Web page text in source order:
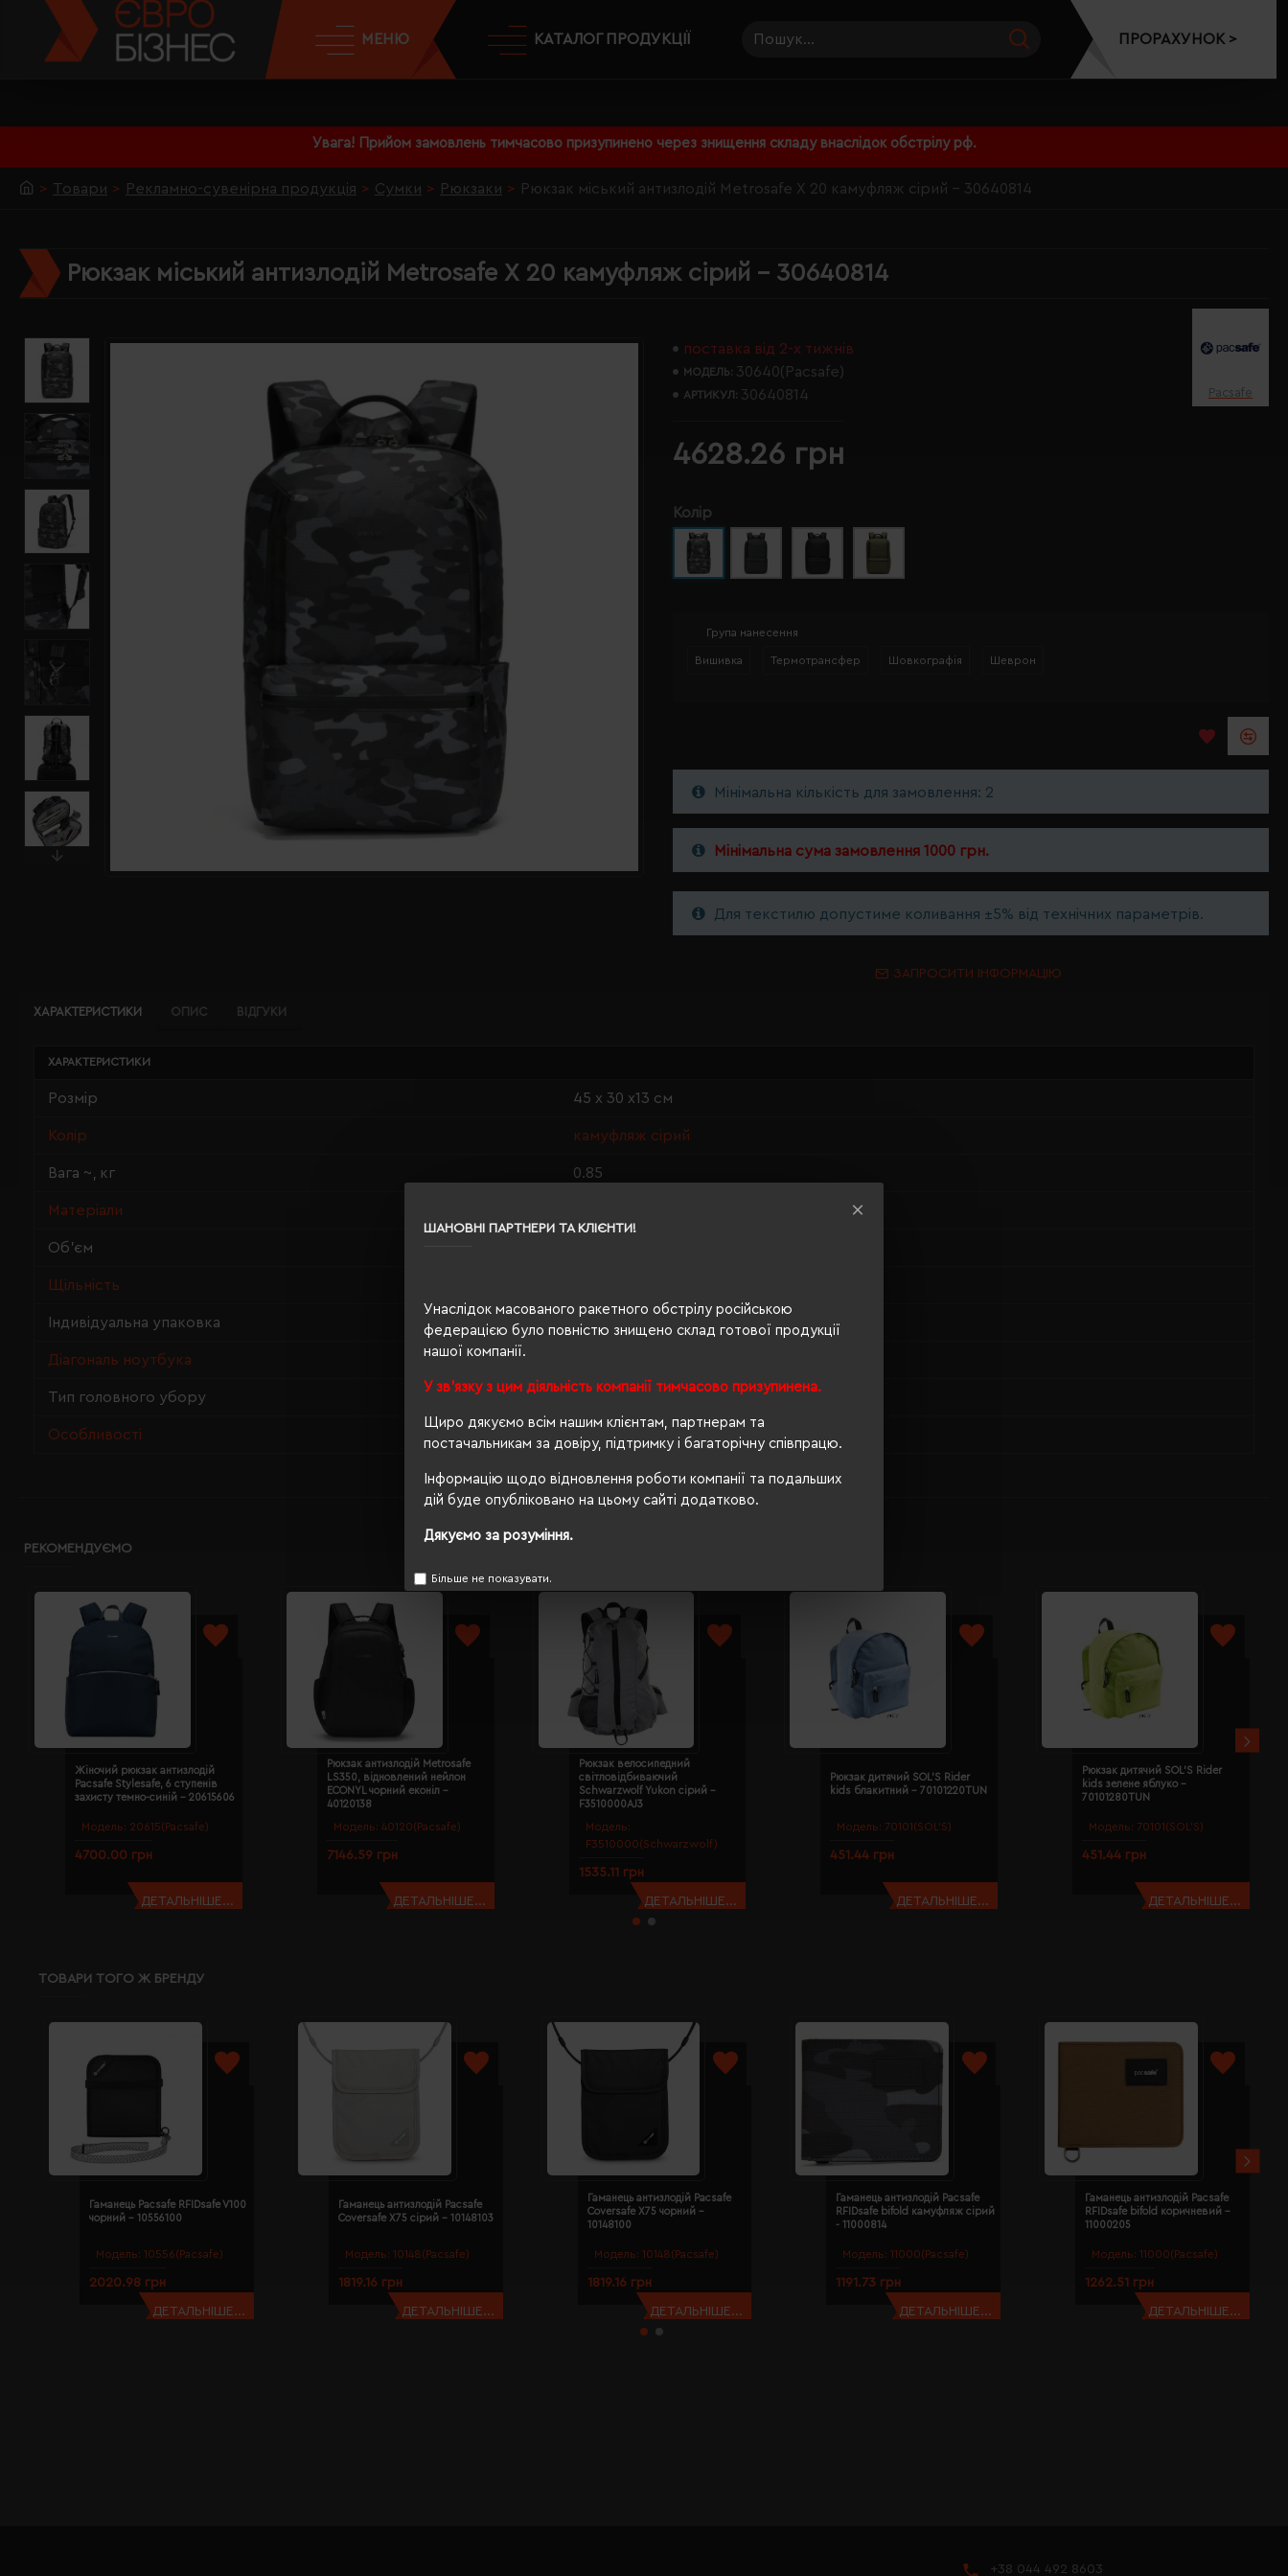
ШАНОВНІ ПАРТНЕРИ ТА КЛІЄНТИ!
Унаслідок масованого ракетного обстрілу російською
федерацією було повністю знищено склад готової продукції
нашої компанії.
У зв'язку з цим діяльність компанії тимчасово призупинена.
Щиро дякуємо всім нашим клієнтам, партнерам та
постачальникам за довіру, підтримку і багаторічну співпрацю.
Інформацію щодо відновлення роботи компанії та подальших
дій буде опубліковано на цьому сайті додатково.
Дякуємо за розуміння.
Більше не показувати.
Увага! Прийом замовлень тимчасово призупинено через знищення складу внаслідок обстрілу рф.
МЕНЮ КАТАЛОГ ПРОДУКЦІЇ ПРОРАХУНОК >
Товари Рекламно-сувенірна продукція Сумки Рюкзаки Рюкзак міський антизлодій Metrosafe X 20 камуфляж сірий - 30640814
Рюкзак міський антизлодій Metrosafe X 20 камуфляж сірий - 30640814
поставка від 2-х тижнів
МОДЕЛЬ: 30640(Pacsafe)
АРТИКУЛ: 30640814 Pacsafe
4628.26 грн
Колір
Група нанесення
Вишивка Термотрансфер Шовкографія Шеврон
Мінімальна кількість для замовлення: 2
Мінімальна сума замовлення 1000 грн.
Для текстилю допустиме коливання ±5% від технічних параметрів.
ЗАПРОСИТИ ІНФОРМАЦІЮ
ХАРАКТЕРИСТИКИ ОПИС ВІДГУКИ
ХАРАКТЕРИСТИКИ
Розмір 45 х 30 х13 см
Колір камуфляж сірий
Вага ~, кг 0.85
Матеріали
Об'єм
Щільність
Індивідуальна упаковка п/е пакет
Діагональ ноутбука
Тип головного убору
Особливості запатентований захист, PFC free
РЕКОМЕНДУЄМО
Модель: 20615(Pacsafe)
Жіночий рюкзак антизлодій
Pacsafe Stylesafe, 6 ступенів
захисту темно-синій - 20615606
4700.00 грн
ДЕТАЛЬНІШЕ...
Модель: 40120(Pacsafe)
Рюкзак антизлодій Metrosafe
LS350, відновлений нейлон
ECONYL чорний еконіл -
40120138
7146.59 грн
ДЕТАЛЬНІШЕ...
Модель:
F3510000(Schwarzwolf)
Рюкзак велосипедний
світловідбиваючий
Schwarzwolf Yukon сірий -
F3510000AJ3
1535.11 грн
ДЕТАЛЬНІШЕ...
Модель: 70101(SOL’S)
Рюкзак дитячий SOL'S Rider
kids блакитний - 70101220TUN
451.44 грн
ДЕТАЛЬНІШЕ...
Модель: 70101(SOL’S)
Рюкзак дитячий SOL'S Rider
kids зелене яблуко -
70101280TUN
451.44 грн
ДЕТАЛЬНІШЕ...
ТОВАРИ ТОГО Ж БРЕНДУ
Модель: 10556(Pacsafe)
Гаманець Pacsafe RFIDsafe V100
чорний - 10556100
2020.98 грн
ДЕТАЛЬНІШЕ...
Модель: 10148(Pacsafe)
Гаманець антизлодій Pacsafe
Coversafe X75 сірий - 10148103
1819.16 грн
ДЕТАЛЬНІШЕ...
Модель: 10148(Pacsafe)
Гаманець антизлодій Pacsafe
Coversafe X75 чорний -
10148100
1819.16 грн
ДЕТАЛЬНІШЕ...
Модель: 11000(Pacsafe)
Гаманець антизлодій Pacsafe
RFIDsafe bifold камуфляж сірий
- 11000814
1191.73 грн
ДЕТАЛЬНІШЕ...
Модель: 11000(Pacsafe)
Гаманець антизлодій Pacsafe
RFIDsafe bifold коричневий -
11000205
1262.51 грн
ДЕТАЛЬНІШЕ...
+38 044 492 8603